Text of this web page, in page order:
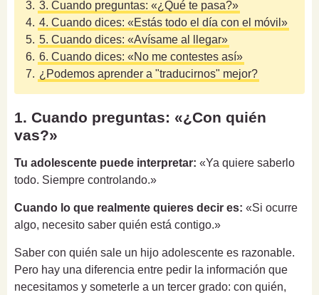
3. 3. Cuando preguntas: «¿Qué te pasa?»
4. 4. Cuando dices: «Estás todo el día con el móvil»
5. 5. Cuando dices: «Avísame al llegar»
6. 6. Cuando dices: «No me contestes así»
7. ¿Podemos aprender a "traducirnos" mejor?
1. Cuando preguntas: «¿Con quién
vas?»
Tu adolescente puede interpretar: «Ya quiere saberlo
todo. Siempre controlando.»
Cuando lo que realmente quieres decir es: «Si ocurre
algo, necesito saber quién está contigo.»
Saber con quién sale un hijo adolescente es razonable.
Pero hay una diferencia entre pedir la información que
necesitamos y someterle a un tercer grado: con quién,